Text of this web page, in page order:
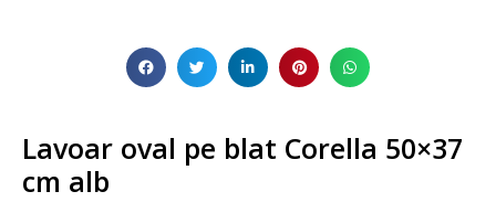
Lavoar oval pe blat Corella 50×37
cm alb